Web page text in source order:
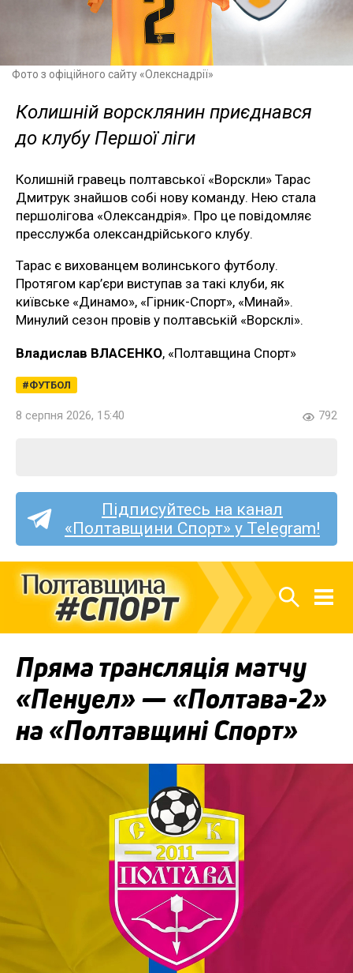
Фото з офіційного сайту «Олекснадрії»
Колишній ворсклянин приєднався
до клубу Першої ліги
Колишній гравець полтавської «Ворскли» Тарас
Дмитрук знайшов собі нову команду. Нею стала
першолігова «Олександрія». Про це повідомляє
пресслужба олександрійського клубу.
Тарас є вихованцем волинського футболу.
Протягом кар’єри виступав за такі клуби, як
київське «Динамо», «Гірник-Спорт», «Минай».
Минулий сезон провів у полтавській «Ворсклі».
Владислав ВЛАСЕНКО, «Полтавщина Спорт»
ФУТБОЛ
8 серпня 2026, 15:40 792
Підписуйтесь на канал
«Полтавщини Спорт» у Telegram!
Пряма трансляція матчу
«Пенуел» — «Полтава-2»
на «Полтавщині Спорт»